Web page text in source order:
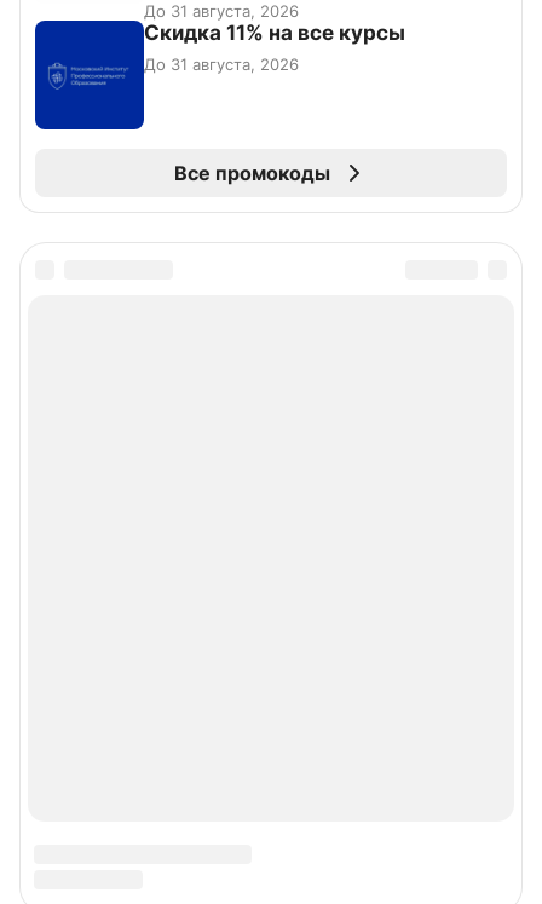
До 31 августа, 2026
Скидка 11% на все курсы
До 31 августа, 2026
Все промокоды